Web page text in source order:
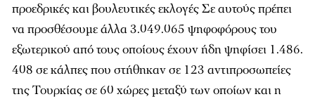
προεδρικές και βουλευτικές εκλογές Σε αυτούς πρέπει
να προσθέσουμε άλλα 3.049.065 ψηφοφόρους του
εξωτερικού από τους οποίους έχουν ήδη ψηφίσει 1.486.
408 σε κάλπες που στήθηκαν σε 123 αντιπροσωπείες
της Τουρκίας σε 60 χώρες μεταξύ των οποίων και η